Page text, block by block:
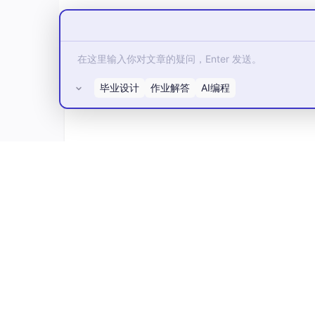
（2）一个处理经过展开，一般以分解为4~10个
3.2正确性检查
（1）数据守恒。或称为输入数据与输出数据匹
毕业设计 作业解答 AI编程